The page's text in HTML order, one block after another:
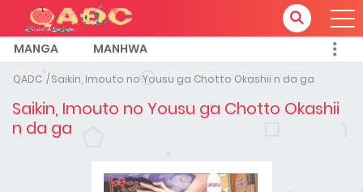
MANGA MANHWA
QADC Saikin, Imouto no Yousu ga Chotto Okashii n da ga
Saikin, Imouto no Yousu ga Chotto Okashii
n da ga